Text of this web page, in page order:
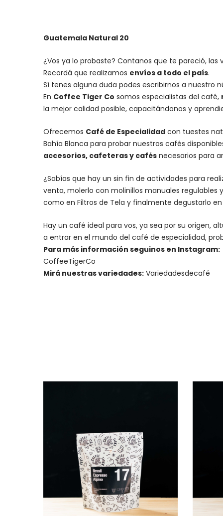
Guatemala Natural 20
¿Vos ya lo probaste? Contanos que te pareció,
Recordá que realizamos envíos a todo el país.
Sí tenes alguna duda podes escribirnos a nuestro
En Coffee Tiger Co somos especialistas del café,
la mejor calidad posible, capacitándonos y
Ofrecemos Café de Especialidad con tuestes
Bahía Blanca para probar nuestros cafés
accesorios, cafeteras y cafés necesarios para
¿Sabías que hay un sin fin de actividades para
venta, molerlo con molinillos manuales regulables
como en Filtros de Tela y finalmente degustarlo
Hay un café ideal para vos, ya sea por su origen,
a entrar en el mundo del café de especialidad,
Para más información seguinos en Instagram:
CoffeeTigerCo
Mirá nuestras variedades: Variedadesdecafé